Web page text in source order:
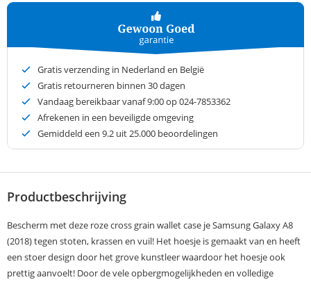
Gratis verzending in Nederland en België
Gratis retourneren binnen 30 dagen
Vandaag bereikbaar vanaf 9:00 op 024-7853362
Afrekenen in een beveiligde omgeving
Gemiddeld een 9.2 uit 25.000 beoordelingen
Productbeschrijving
Bescherm met deze roze cross grain wallet case je Samsung Galaxy A8
(2018) tegen stoten, krassen en vuil! Het hoesje is gemaakt van en heeft
een stoer design door het grove kunstleer waardoor het hoesje ook
prettig aanvoelt! Door de vele opbergmogelijkheden en volledige